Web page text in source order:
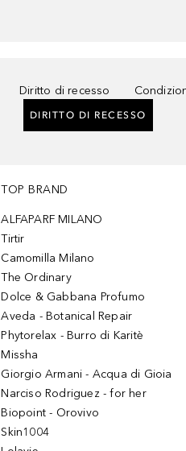
Diritto di recesso
DIRITTO DI RECESSO
TOP BRAND
ALFAPARF MILANO
Tirtir
Camomilla Milano
The Ordinary
Dolce & Gabbana Profumo
Aveda - Botanical Repair
Phytorelax - Burro di Karitè
Missha
Giorgio Armani - Acqua di Gioia
Narciso Rodriguez - for her
Biopoint - Orovivo
Skin1004